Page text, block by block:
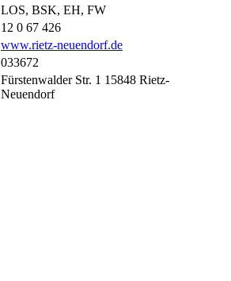
LOS, BSK, EH, FW
12 0 67 426
www.rietz-neuendorf.de
033672
Fürstenwalder Str. 1 15848 Rietz-
Neuendorf